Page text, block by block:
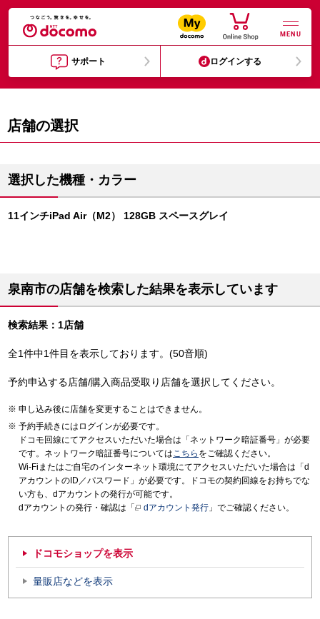
MENU
サポート ログインする
店舗の選択
選択した機種・カラー
11インチiPad Air（M2） 128GB スペースグレイ
泉南市の店舗を検索した結果を表示しています
検索結果：1店舗
全1件中1件目を表示しております。(50音順)
予約申込する店舗/購入商品受取り店舗を選択してください。
申し込み後に店舗を変更することはできません。
予約手続きにはログインが必要です。
ドコモ回線にてアクセスいただいた場合は「ネットワーク暗証番号」が必要
です。ネットワーク暗証番号についてはこちら をご確認ください。
Wi-Fiまたはご自宅のインターネット環境にてアクセスいただいた場合は「d
アカウントのID／パスワード」が必要です。ドコモの契約回線をお持ちでな
い方も、dアカウントの発行が可能です。
dアカウントの発行・確認は「
dアカウント発行 」でご確認ください。
ドコモショップを表示
量販店などを表示